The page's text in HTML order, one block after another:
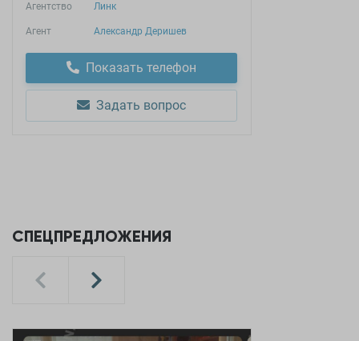
Агентство Линк
Агент Александр Деришев
Показать телефон
Задать вопрос
СПЕЦПРЕДЛОЖЕНИЯ